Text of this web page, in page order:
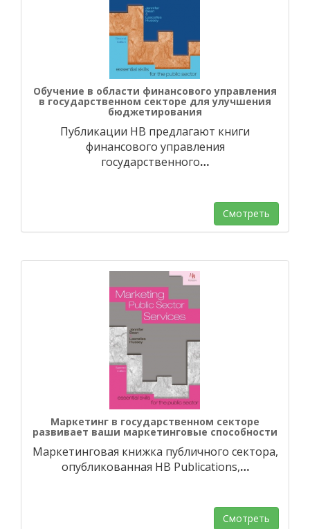
Обучение в области финансового управления
в государственном секторе для улучшения
бюджетирования
Публикации HB предлагают книги
финансового управления
государственного…
Смотреть
Маркетинг в государственном секторе
развивает ваши маркетинговые способности
Маркетинговая книжка публичного сектора,
опубликованная HB Publications,…
Смотреть